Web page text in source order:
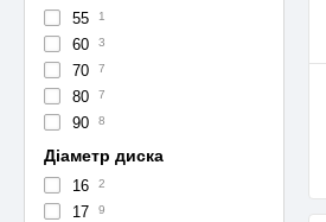
55 1
60 3
70 7
80 7
90 8
Діаметр диска
16 2
17 9